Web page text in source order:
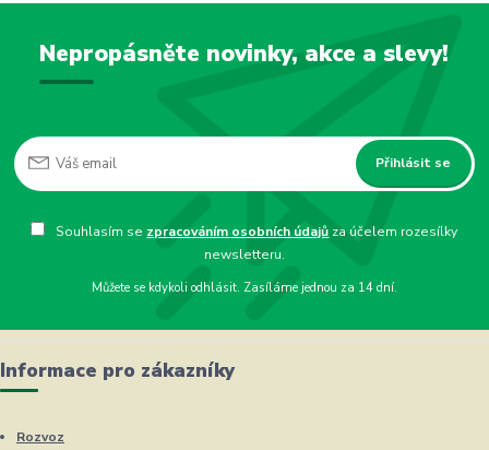
Nepropásněte novinky, akce a slevy!
Přihlásit se
Souhlasím se zpracováním osobních údajů za účelem rozesílky
newsletteru.
Můžete se kdykoli odhlásit. Zasíláme jednou za 14 dní.
Informace pro zákazníky
Rozvoz